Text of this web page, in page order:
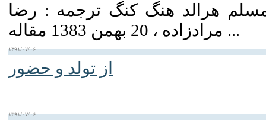
هرالد هنگ كنگ ترجمه : رضا
مرادزاده ، 20 بهمن 1383 مقاله ...
۱۳۹۱/۰۷/۰۶
از تولد و حضور
۱۳۹۱/۰۷/۰۶